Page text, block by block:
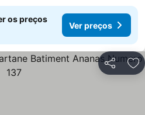
os preços
Ver preços
Partilhar